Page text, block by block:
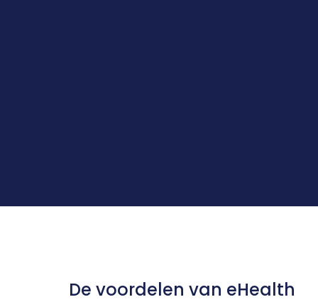
De voordelen van eHealth